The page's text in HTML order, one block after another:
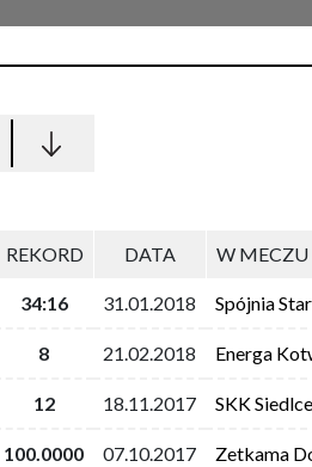
REKORD DATA W MECZU
34:16 31.01.2018 Spójnia
8 21.02.2018 Energa
12 18.11.2017 SKK Siedlce
100.0000 07.10.2017 Zetkama
REKORD DATA W MECZU
34:16 31.01.2018 Spójnia
8 21.02.2018 Energa
12 18.11.2017 SKK Siedlce
100.0000 07.10.2017 Zetkama